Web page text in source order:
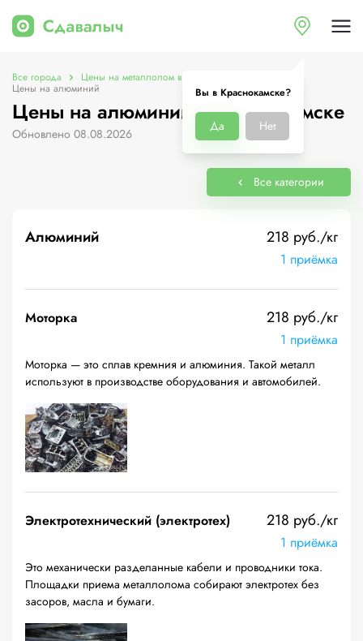
Вы в Краснокамске?
Да Нет
Все города Цены на металлолом в Краснокамске
Цены на алюминий
Цены на алюминий в Краснокамске
Обновлено 08.08.2026
Все категории
Алюминий 218 руб./кг
1 приёмка
Моторка 218 руб./кг
1 приёмка
Моторка — это сплав кремния и алюминия. Такой металл
используют в производстве оборудования и автомобилей.
Электротехнический (электротех) 218 руб./кг
1 приёмка
Это механически разделанные кабели и проводники тока.
Площадки приема металлолома собирают электротех без
засоров, масла и бумаги.